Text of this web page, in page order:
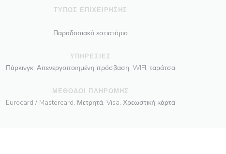
ΤΎΠΟΣ ΕΠΙΧΕΊΡΗΣΗΣ
Παραδοσιακό εστιατόριο
ΥΠΗΡΕΣΊΕΣ
Πάρκινγκ, Απενεργοποιημένη πρόσβαση, WIFI, ταράτσα
ΜΈΘΟΔΟΙ ΠΛΗΡΩΜΉΣ
Eurocard / Mastercard, Μετρητά, Visa, Χρεωστική κάρτα